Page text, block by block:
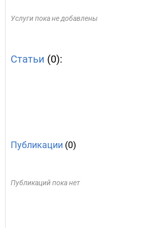
Услуги пока не добавлены
Статьи (0):
Публикации (0)
Публикаций пока нет